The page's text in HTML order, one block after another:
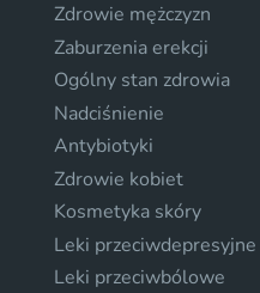
Zdrowie mężczyzn
Zaburzenia erekcji
Ogólny stan zdrowia
Nadciśnienie
Antybiotyki
Zdrowie kobiet
Kosmetyka skóry
Leki przeciwdepresyjne
Leki przeciwbólowe